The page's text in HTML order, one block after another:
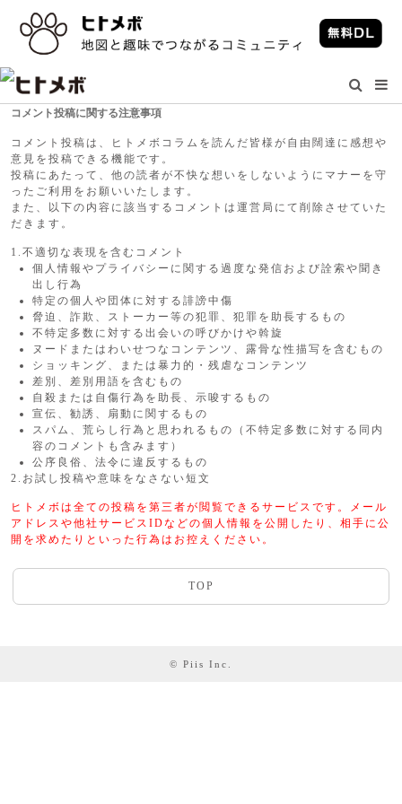
コメント投稿に関する注意事項
コメント投稿は、ヒトメボコラムを読んだ皆様が自由闊達に感想や
意見を投稿できる機能です。
投稿にあたって、他の読者が不快な想いをしないようにマナーを守
ったご利用をお願いいたします。
また、以下の内容に該当するコメントは運営局にて削除させていた
だきます。
1.不適切な表現を含むコメント
個人情報やプライバシーに関する過度な発信および詮索や聞き
出し行為
特定の個人や団体に対する誹謗中傷
脅迫、詐欺、ストーカー等の犯罪、犯罪を助長するもの
不特定多数に対する出会いの呼びかけや斡旋
ヌードまたはわいせつなコンテンツ、露骨な性描写を含むもの
ショッキング、または暴力的・残虐なコンテンツ
差別、差別用語を含むもの
自殺または自傷行為を助長、示唆するもの
宣伝、勧誘、扇動に関するもの
スパム、荒らし行為と思われるもの（不特定多数に対する同内
容のコメントも含みます）
公序良俗、法令に違反するもの
2.お試し投稿や意味をなさない短文
ヒトメボは全ての投稿を第三者が閲覧できるサービスです。メール
アドレスや他社サービスIDなどの個人情報を公開したり、相手に公
開を求めたりといった行為はお控えください。
TOP
© Piis Inc.